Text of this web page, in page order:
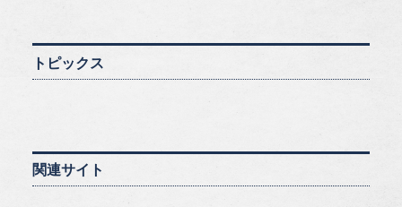
トピックス
関連サイト